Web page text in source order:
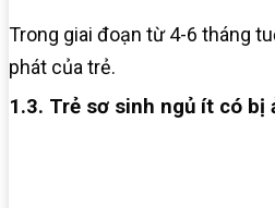
Trong giai đoạn từ 4-6 tháng
phát của trẻ.
1.3. Trẻ sơ sinh ngủ ít có bị